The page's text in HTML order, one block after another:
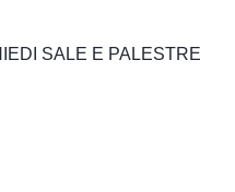
SALE E PALESTRE